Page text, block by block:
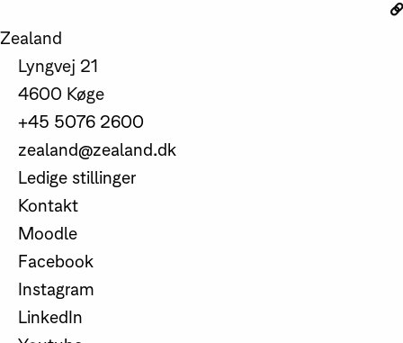
Zealand
Lyngvej 21
4600 Køge
+45 5076 2600
zealand@zealand.dk
Ledige stillinger
Kontakt
Moodle
Facebook
Instagram
LinkedIn